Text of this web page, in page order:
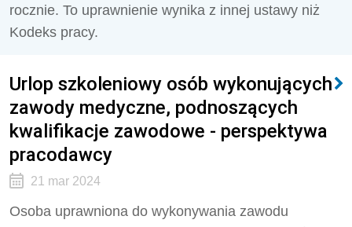
rocznie. To uprawnienie wynika z innej ustawy niż
Kodeks pracy.
Urlop szkoleniowy osób wykonujących
zawody medyczne, podnoszących
kwalifikacje zawodowe - perspektywa
pracodawcy
21 mar 2024
Osoba uprawniona do wykonywania zawodu